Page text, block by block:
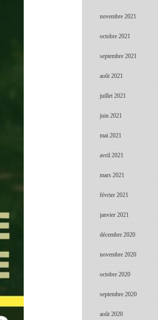
novembre 2021
octobre 2021
septembre 2021
août 2021
juillet 2021
juin 2021
mai 2021
avril 2021
mars 2021
février 2021
janvier 2021
décembre 2020
novembre 2020
octobre 2020
septembre 2020
août 2020